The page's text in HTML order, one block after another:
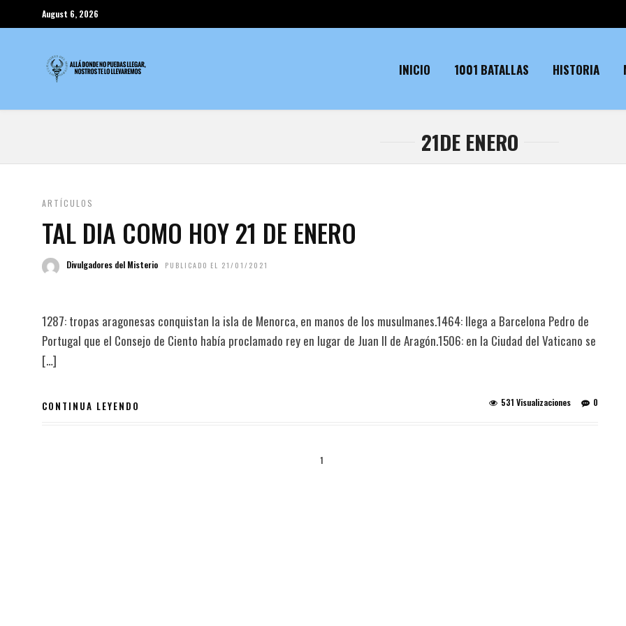
August 6, 2026
INICIO 1001 BATALLAS HISTORIA
21DE ENERO
ARTÍCULOS
TAL DIA COMO HOY 21 DE ENERO
Divulgadores del Misterio PUBLICADO EL 21/01/2021
1287: tropas aragonesas conquistan la isla de Menorca, en manos de los musulmanes.1464: llega a Barcelona Pedro de
Portugal que el Consejo de Ciento había proclamado rey en lugar de Juan II de Aragón.1506: en la Ciudad del Vaticano se
[…]
CONTINUA LEYENDO 0
531 Visualizaciones
1